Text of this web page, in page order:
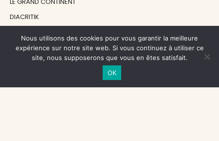
DIACRITIK
NOS SOUTIENS
CENTRE NATIONAL DU LIVRE
Nous utilisons des cookies pour vous garantir la meilleure
expérience sur notre site web. Si vous continuez à utiliser ce
site, nous supposerons que vous en êtes satisfait.
OK